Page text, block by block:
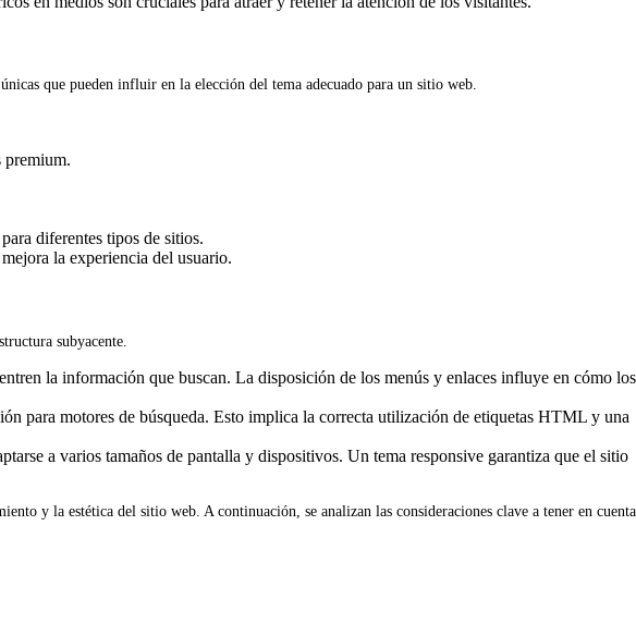
que pueden influir en la elección del tema adecuado para un sitio web.
premium.
diferentes tipos de sitios.
la experiencia del usuario.
subyacente.
la información que buscan. La disposición de los menús y enlaces influye en cómo los
para motores de búsqueda. Esto implica la correcta utilización de etiquetas HTML y una
a varios tamaños de pantalla y dispositivos. Un tema responsive garantiza que el sitio
y la estética del sitio web. A continuación, se analizan las consideraciones clave a tener en